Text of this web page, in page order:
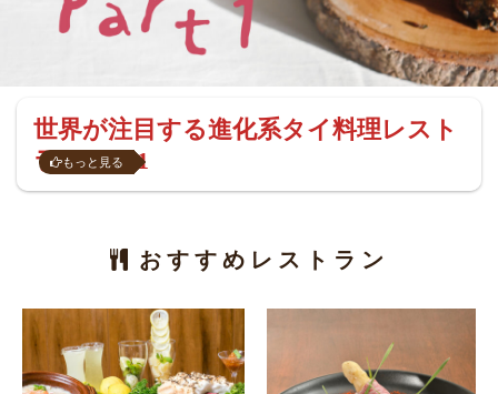
世界が注目する進化系タイ料理レスト
ラン Part1
もっと見る
おすすめレストラン